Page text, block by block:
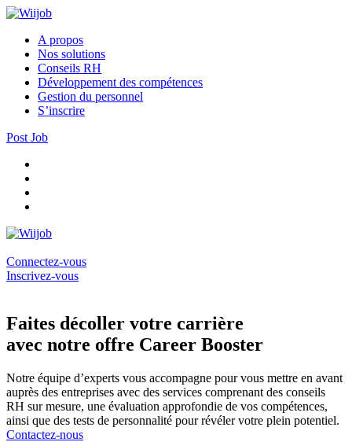
A propos
Nos solutions
Conseils RH
Développement des compétences
Gestion du personnel
S’inscrire
Post Job
Connectez-vous
Inscrivez-vous
Faites décoller votre carrière
avec notre offre Career Booster
Notre équipe d’experts vous accompagne pour vous mettre en avant
auprès des entreprises avec des services comprenant des conseils
RH sur mesure, une évaluation approfondie de vos compétences,
ainsi que des tests de personnalité pour révéler votre plein potentiel.
Contactez-nous